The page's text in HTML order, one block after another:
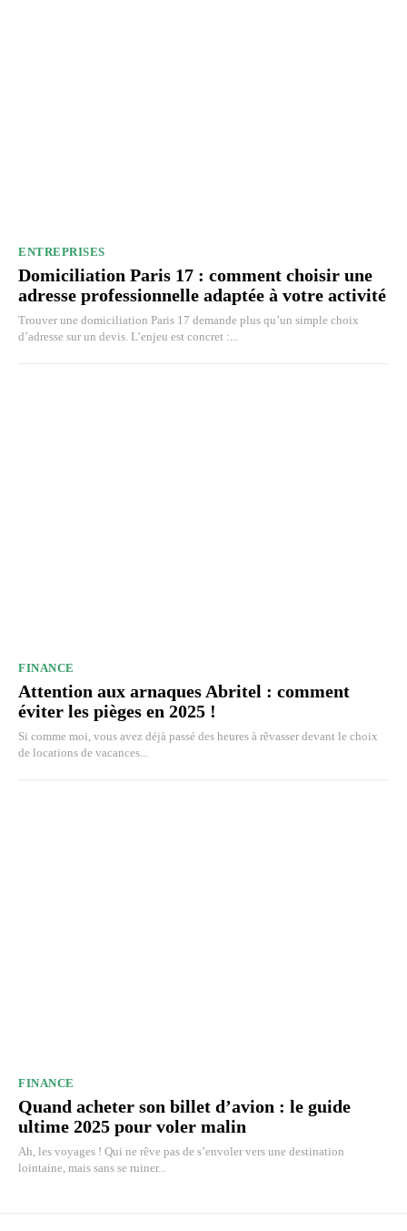
ENTREPRISES
Domiciliation Paris 17 : comment choisir une
adresse professionnelle adaptée à votre activité
Trouver une domiciliation Paris 17 demande plus qu’un simple choix
d’adresse sur un devis. L’enjeu est concret :...
FINANCE
Attention aux arnaques Abritel : comment
éviter les pièges en 2025 !
Si comme moi, vous avez déjà passé des heures à rêvasser devant le choix
de locations de vacances...
FINANCE
Quand acheter son billet d’avion : le guide
ultime 2025 pour voler malin
Ah, les voyages ! Qui ne rêve pas de s’envoler vers une destination
lointaine, mais sans se ruiner...